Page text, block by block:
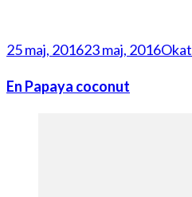
25 maj, 201623 maj, 2016
En Papaya coconut